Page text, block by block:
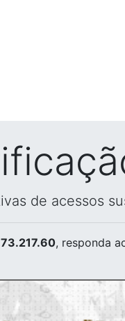
de acessos
, responda